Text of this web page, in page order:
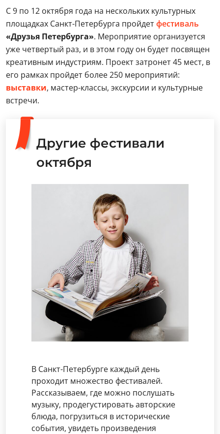
С 9 по 12 октября года на нескольких культурных
площадках Санкт-Петербурга пройдетфестиваль
«Друзья Петербурга». Мероприятие организуется
уже четвертый раз, и в этом году он будет посвящен
креативным индустриям. Проект затронет 45 мест, в
его рамках пройдет более 250 мероприятий:
выставки, мастер-классы, экскурсии и культурные
встречи.
Другие фестивали
октября
В Санкт-Петербурге каждый день
проходит множество фестивалей.
Рассказываем, где можно послушать
музыку, продегустировать авторские
блюда, погрузиться в исторические
события, увидеть произведения